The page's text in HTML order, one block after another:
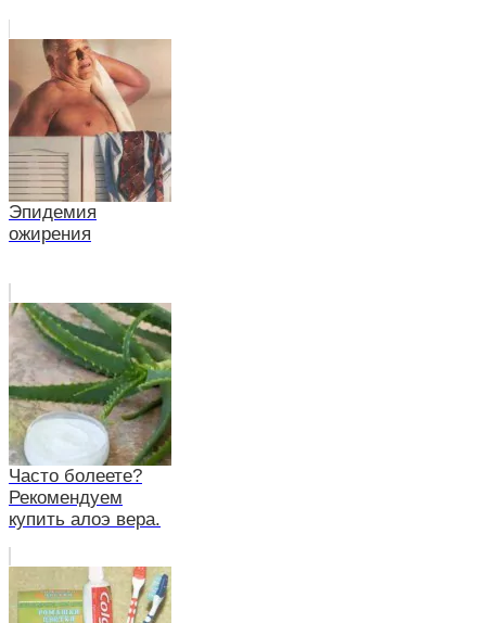
Эпидемия
ожирения
Часто болеете?
Рекомендуем
купить алоэ вера.